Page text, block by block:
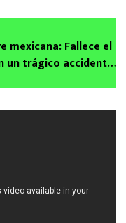
mexicana: Fallece el
un trágico accidente